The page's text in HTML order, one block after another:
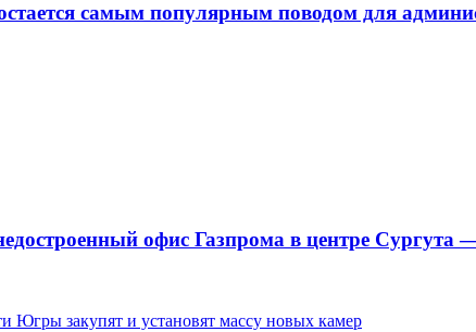
самым популярным поводом для
офис Газпрома в центре Сургута